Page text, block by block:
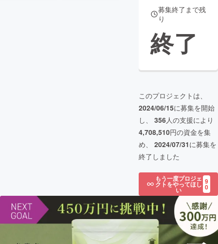
募集終了まで残
り
終了
このプロジェクトは、
2024/06/15に募集を開始
し、 356人の支援により
4,708,510円の資金を集
め、 2024/07/31に募集を
終了しました
もう一度プロジェ
クトをやってほし
い
9
0